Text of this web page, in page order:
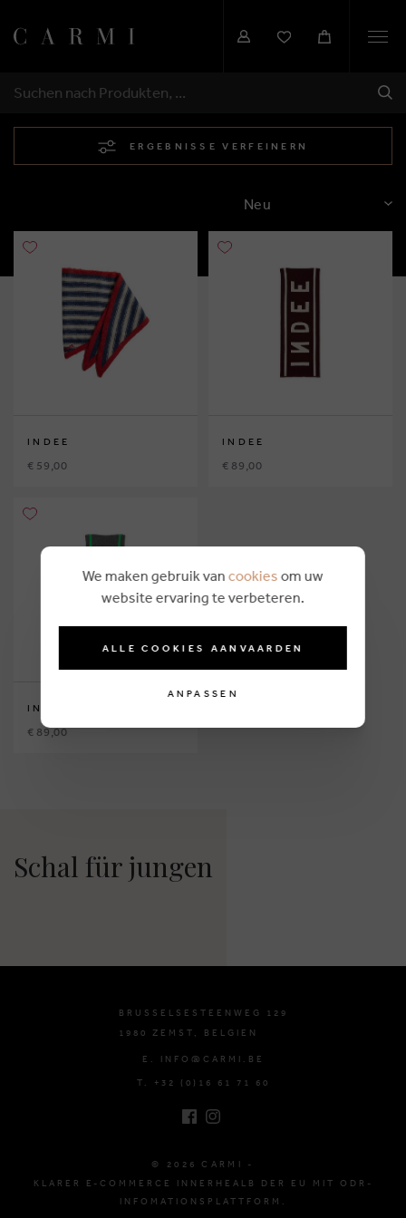
SUCHEN
ERGEBNISSE VERFEINERN
SORTIEREN
INDEE
€ 59,00
INDEE
€ 89,00
INDEE
€ 89,00
Schal für jungen
BRUSSELSESTEENWEG 129
1980 ZEMST, BELGIEN
E. INFO@CARMI.BE
T. +32 (0)16 61 71 60
© 2026 CARMI -
KLARER E-COMMERCE INNERHEALB DER EU MIT ODR-
INFOMATIONSPLATTFORM.
We maken gebruik van cookies om uw
website ervaring te verbeteren.
ALLE COOKIES AANVAARDEN
ANPASSEN